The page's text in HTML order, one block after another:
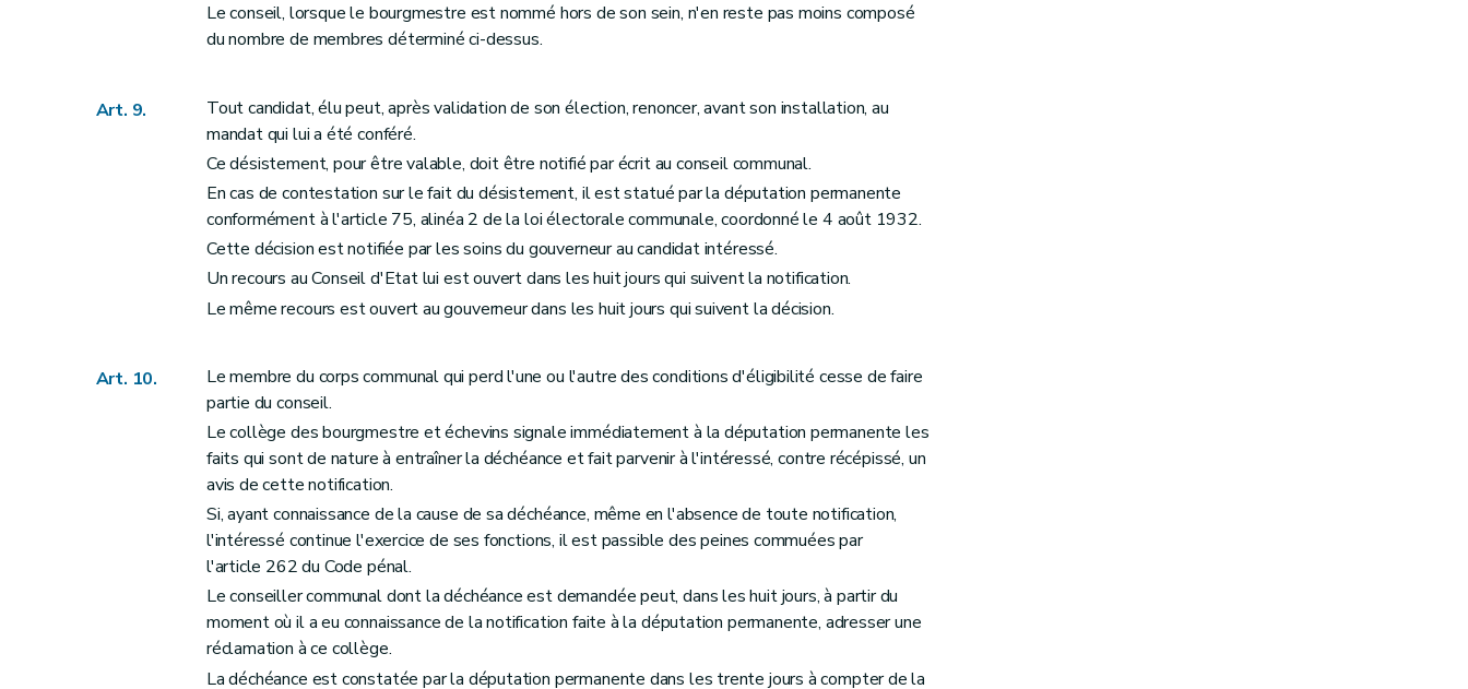
Art. 71
Art. 72
Art. 73
Art. 74
Art. 75
Art. 76
Art. 77
Art. 78
Art. 81
Section 10 De la suspension et de la révocation des bourgmestres et des échevins
Art. 82
Art. 83
Chapitre II Des réunions et des délibérations des conseils communaux
Section première Dispositions générales
Art. 84
Section 2 Des réunions
Art. 85
Art. 86
Le conseil, lorsque le bourgmestre est nommé hors de son sein, n'en reste pas moins composé
du nombre de membres déterminé ci-dessus.
Art. 9.
Tout candidat, élu peut, après validation de son élection, renoncer, avant son installation, au
mandat qui lui a été conféré.
Ce désistement, pour être valable, doit être notifié par écrit au conseil communal.
En cas de contestation sur le fait du désistement, il est statué par la députation permanente
conformément à l'article 75, alinéa 2 de la loi électorale communale, coordonné le 4 août 1932.
Cette décision est notifiée par les soins du gouverneur au candidat intéressé.
Un recours au Conseil d'Etat lui est ouvert dans les huit jours qui suivent la notification.
Le même recours est ouvert au gouverneur dans les huit jours qui suivent la décision.
Art. 10.
Le membre du corps communal qui perd l'une ou l'autre des conditions d'éligibilité cesse de faire
partie du conseil.
Le collège des bourgmestre et échevins signale immédiatement à la députation permanente les
faits qui sont de nature à entraîner la déchéance et fait parvenir à l'intéressé, contre récépissé, un
avis de cette notification.
Si, ayant connaissance de la cause de sa déchéance, même en l'absence de toute notification,
l'intéressé continue l'exercice de ses fonctions, il est passible des peines commuées par
l'article 262 du Code pénal.
Le conseiller communal dont la déchéance est demandée peut, dans les huit jours, à partir du
moment où il a eu connaissance de la notification faite à la députation permanente, adresser une
réclamation à ce collège.
La déchéance est constatée par la députation permanente dans les trente jours à compter de la